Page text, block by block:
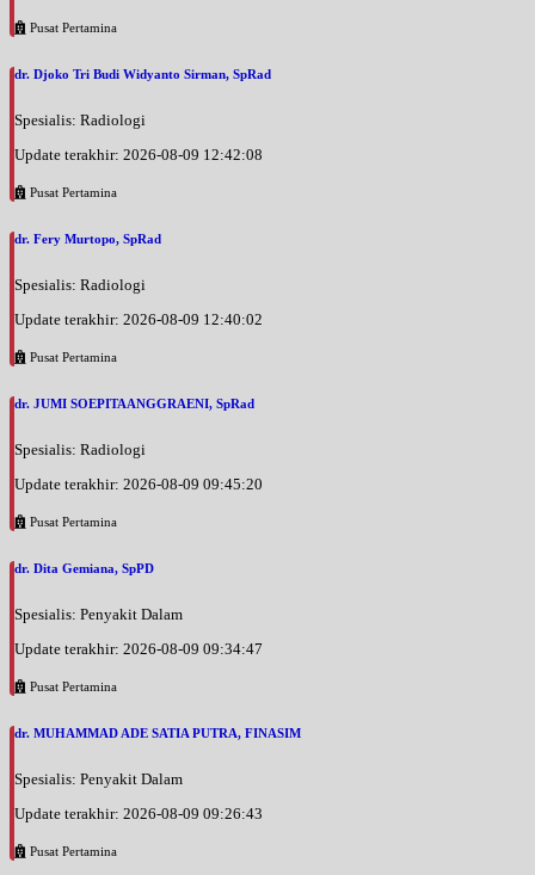
Pusat Pertamina
dr. Djoko Tri Budi Widyanto Sirman, SpRad
Spesialis: Radiologi
Update terakhir: 2026-08-09 12:42:08
Pusat Pertamina
dr. Fery Murtopo, SpRad
Spesialis: Radiologi
Update terakhir: 2026-08-09 12:40:02
Pusat Pertamina
dr. JUMI SOEPITAANGGRAENI, SpRad
Spesialis: Radiologi
Update terakhir: 2026-08-09 09:45:20
Pusat Pertamina
dr. Dita Gemiana, SpPD
Spesialis: Penyakit Dalam
Update terakhir: 2026-08-09 09:34:47
Pusat Pertamina
dr. MUHAMMAD ADE SATIA PUTRA, FINASIM
Spesialis: Penyakit Dalam
Update terakhir: 2026-08-09 09:26:43
Pusat Pertamina